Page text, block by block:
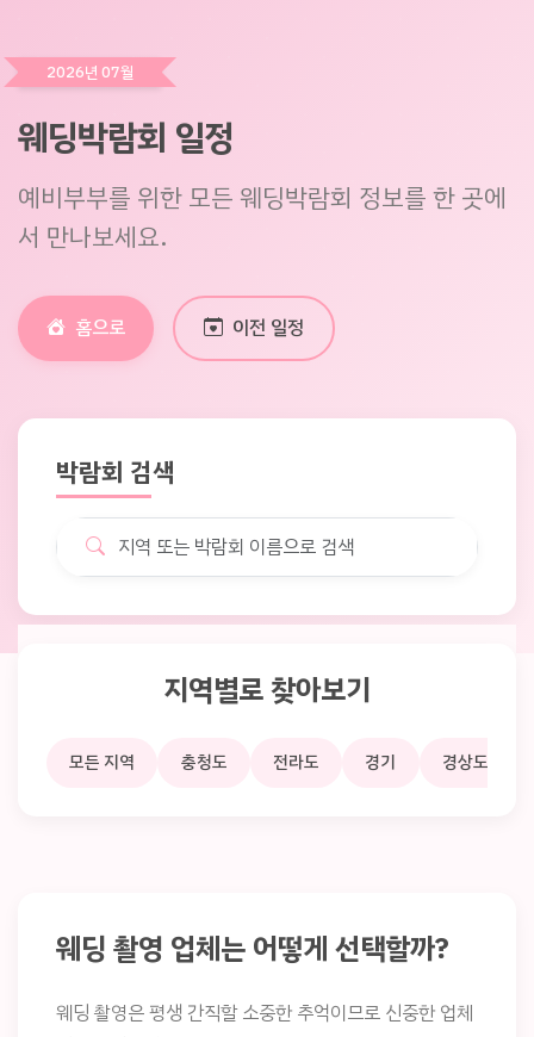
2026년 07월
웨딩박람회 일정
예비부부를 위한 모든 웨딩박람회 정보를 한 곳에
서 만나보세요.
홈으로 이전 일정
박람회 검색
지역별로 찾아보기
모든 지역 충청도 전라도 경기 경상도
웨딩 촬영 업체는 어떻게 선택할까?
웨딩 촬영은 평생 간직할 소중한 추억이므로 신중한 업체